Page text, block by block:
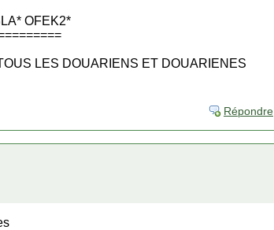
OFEK2*
LES DOUARIENS ET DOUARIENES
Répondre